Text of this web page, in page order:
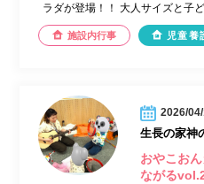
ラダが登場！！ 大人サイズと子
施設内行事 児童養
2026/
生長の家神
おやこお
ながる